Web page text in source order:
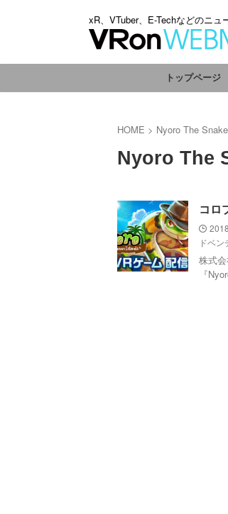
xR、VTuber、E-Techなどのニュ
トップページ
HOME > Nyoro The
Nyoro The
コロ
ドベ
株式
『